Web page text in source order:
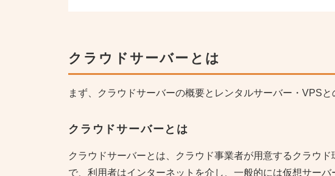
クラウドサーバーとは
まず、クラウドサーバーの概要とレンタルサーバー・VPSと
クラウドサーバーとは
クラウドサーバーとは、クラウド事業者が用意するクラウ
で、利用者はインターネットを介し、一般的には仮想サー